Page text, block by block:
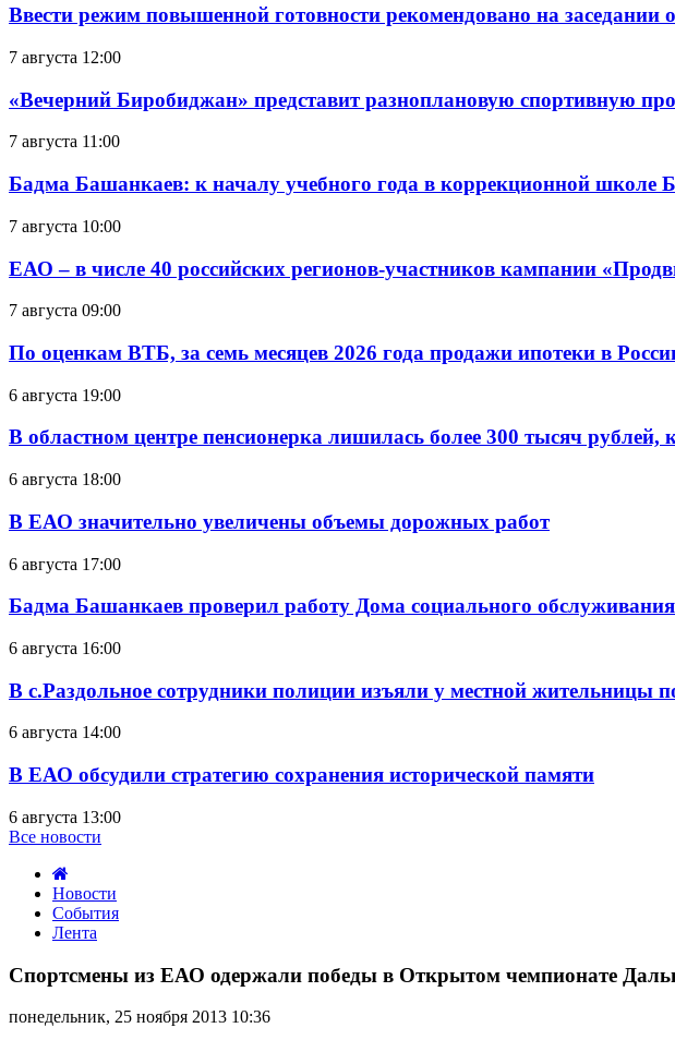
Ввести режим повышенной готовности рекомендовано на заседании
7 августа 12:00
«Вечерний Биробиджан» представит разноплановую спортивную
7 августа 11:00
Бадма Башанкаев: к началу учебного года в коррекционной школе
7 августа 10:00
ЕАО – в числе 40 российских регионов-участников кампании
7 августа 09:00
По оценкам ВТБ, за семь месяцев 2026 года продажи ипотеки в
6 августа 19:00
В областном центре пенсионерка лишилась более 300 тысяч
6 августа 18:00
В ЕАО значительно увеличены объемы дорожных работ
6 августа 17:00
Бадма Башанкаев проверил работу Дома социального
6 августа 16:00
В с.Раздольное сотрудники полиции изъяли у местной жительницы
6 августа 14:00
В ЕАО обсудили стратегию сохранения исторической памяти
6 августа 13:00
Все новости
Новости
События
Лента
из
ЕАО
одержали
победы
Спортсмены из ЕАО одержали победы в Открытом чемпионате
понедельник, 25 ноября 2013 10:36